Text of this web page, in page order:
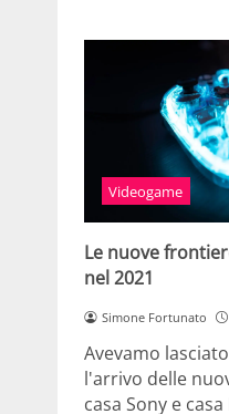
Videogame
Le nuove
nel 2021
Simone Fortunato
Avevamo
l'arrivo delle
casa Sony e